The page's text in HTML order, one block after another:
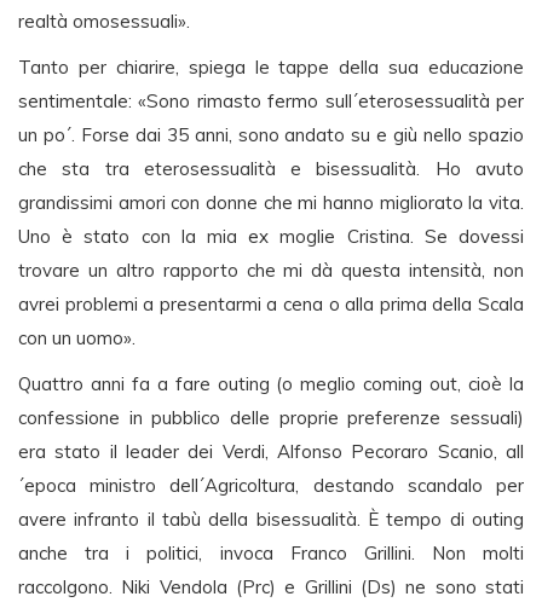
realtà omosessuali».
Tanto per chiarire, spiega le tappe della sua educazione
sentimentale: «Sono rimasto fermo sull´eterosessualità per
un po´. Forse dai 35 anni, sono andato su e giù nello spazio
che sta tra eterosessualità e bisessualità. Ho avuto
grandissimi amori con donne che mi hanno migliorato la vita.
Uno è stato con la mia ex moglie Cristina. Se dovessi
trovare un altro rapporto che mi dà questa intensità, non
avrei problemi a presentarmi a cena o alla prima della Scala
con un uomo».
Quattro anni fa a fare outing (o meglio coming out, cioè la
confessione in pubblico delle proprie preferenze sessuali)
era stato il leader dei Verdi, Alfonso Pecoraro Scanio, all
´epoca ministro dell´Agricoltura, destando scandalo per
avere infranto il tabù della bisessualità. È tempo di outing
anche tra i politici, invoca Franco Grillini. Non molti
raccolgono. Niki Vendola (Prc) e Grillini (Ds) ne sono stati